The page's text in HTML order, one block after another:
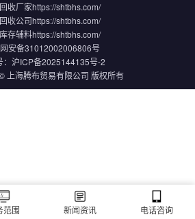
收厂家https://shtbhs.com/
收公司https://shtbhs.com/
存辅料https://shtbhs.com/
安备31012002006806号
沪ICP备2025144135号-2
上海腾布贸易有限公司 版权所有
范围 新闻资讯 电话咨询